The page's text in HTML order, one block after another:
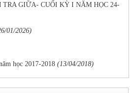
TRA GIỮA- CUỐI KỲ I NĂM HỌC 24-
01/2026)
học 2017-2018 (13/04/2018)